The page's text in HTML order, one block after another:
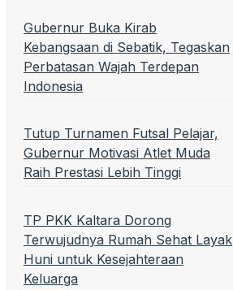
Gubernur Buka Kirab
Kebangsaan di Sebatik, Tegaskan
Perbatasan Wajah Terdepan
Indonesia
Tutup Turnamen Futsal Pelajar,
Gubernur Motivasi Atlet Muda
Raih Prestasi Lebih Tinggi
TP PKK Kaltara Dorong
Terwujudnya Rumah Sehat Layak
Huni untuk Kesejahteraan
Keluarga